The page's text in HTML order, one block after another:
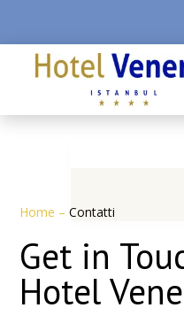
Home –Contatti
Get in
Hotel